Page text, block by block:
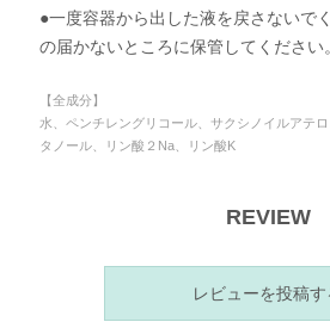
●一度容器から出した液を戻さないで
の届かないところに保管してください。
【全成分】
水、ペンチレングリコール、サクシノイルアテ
タノール、リン酸２Na、リン酸K
REVIEW
レビューを投稿す